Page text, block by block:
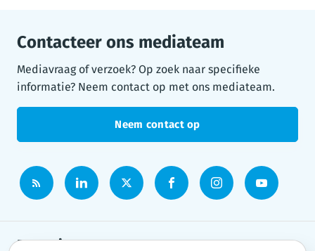
Contacteer ons mediateam
Mediavraag of verzoek? Op zoek naar specifieke
informatie? Neem contact op met ons mediateam.
Neem contact op
Persruimte